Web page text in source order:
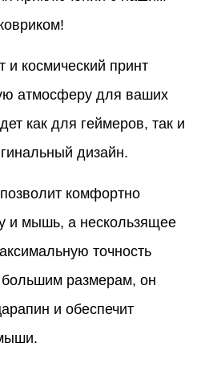
и космический принт
атмосферу для ваших
как для геймеров, так и
дизайн.
комфортно
и мышь, а нескользящее
точность
размерам, он
и обеспечит